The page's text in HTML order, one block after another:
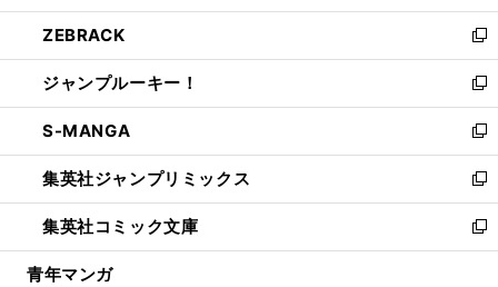
開
く
ウ
で
開
く
ン
ド
ウ
で
開
く
ウ
ィ
ン
ド
ウ
で
開
く
し
い
ウ
ィ
ン
ド
ウ
で
開
く
ZEBRACK
新
し
い
ウ
ィ
ン
ド
ウ
で
開
ジャンプルーキー！
新
し
い
ウ
ィ
ン
ド
ウ
S-MANGA
新
し
い
ウ
ィ
ン
集英社ジャンプリミックス
新
し
い
ウ
集英社コミック文庫
新
し
青年マンガ